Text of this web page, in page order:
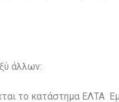
άλλων:
το κατάστημα ΕΛΤΑ